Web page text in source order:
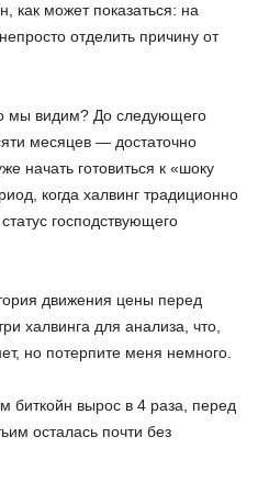
как может показаться: на
отделить причину от
мы видим? До следующего
месяцев — достаточно
начать готовиться к «шоку
когда халвинг традиционно
господствующего
движения цены перед
халвинга для анализа, что,
но потерпите меня немного.
биткойн вырос в 4 раза, перед
осталась почти без